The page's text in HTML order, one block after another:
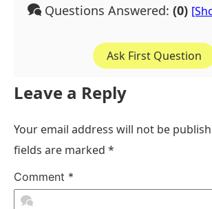
Questions Answered: (0)
Ask First Question
Leave a Reply
Your email address will not be
fields are marked *
Comment *